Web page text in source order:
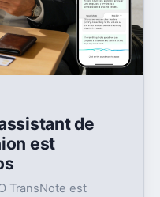
de
est
TransNote est